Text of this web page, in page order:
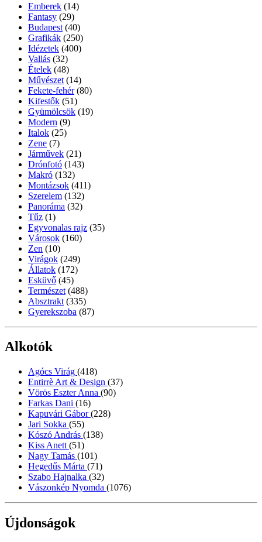
Emberek (14)
Fantasy (29)
Budapest (40)
Grafikák (250)
Idézetek (400)
Vallás (32)
Ételek (48)
Művészet (14)
Fekete-fehér (80)
Kifestők (51)
Gyümölcsök (19)
Modern (9)
Italok (25)
Zene (7)
Járművek (21)
Drónfotó (143)
Makró (132)
Montázsok (411)
Szerelem (132)
Panoráma (32)
Tűz (1)
Egyvonalas rajz (35)
Városok (160)
Zen (10)
Virágok (249)
Állatok (172)
Esküvő (45)
Természet (488)
Absztrakt (335)
Gyerekszoba (87)
Alkotók
Agócs Virág (418)
Entirrè Art & Design (37)
Vörös Eszter Anna (90)
Farkas Dani (16)
Kapuvári Gábor(228)
Jari Sokka (55)
Kószó András (138)
Kiss Anett (51)
Nagy Tamás (101)
Hegedűs Márta (71)
Szabo Hajnalka (32)
Vászonkép Nyomda (1076)
Újdonságok